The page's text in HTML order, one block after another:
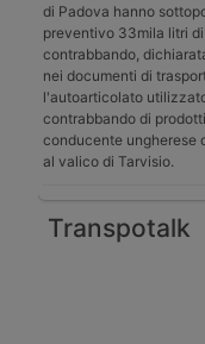
di Padova hanno
preventivo 33mila litri
contrabbando,
nei documenti di
l'autoarticolato
contrabbando di
conducente ungherese
al valico di Tarvisio.
Transpotalk
La visione di
Matteo Paroli sul
futuro del porto
di Genova